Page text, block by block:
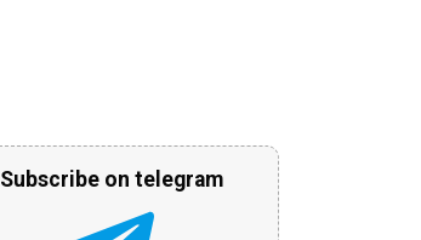
Subscribe on telegram